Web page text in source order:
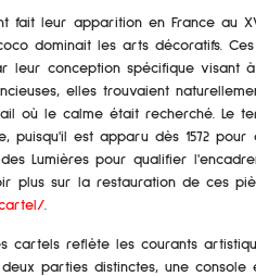
fait leur apparition en France au
dominait les arts décoratifs.
leur conception spécifique visant
elles trouvaient
où le calme était recherché. Le
puisqu'il est apparu dès 1572
Lumières pour qualifier
plus sur la restauration de ces
.
cartels reflète les courants
parties distinctes, une console